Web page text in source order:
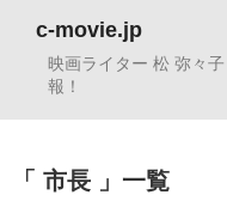
c-movie.jp
映画ライター 松 弥々
報！
市長 一覧